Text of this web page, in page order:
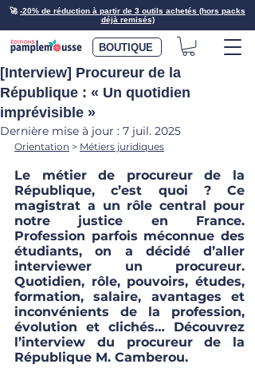
🚀-20% de réduction à partir de 3 outils achetés (hors packs
déjà remisés)
BOUTIQUE
[Interview] Procureur de la
République : « Un quotidien
imprévisible »
Dernière mise à jour : 7 juil. 2025
Orientation > Métiers juridiques
Le métier de procureur de la
République, c’est quoi ? Ce
magistrat a un rôle central pour
notre justice en France.
Profession parfois méconnue des
étudiants, on a décidé d’aller
interviewer un procureur.
Quotidien, rôle, pouvoirs, études,
formation, salaire, avantages et
inconvénients de la profession,
évolution et clichés… Découvrez
l’interview du procureur de la
République M. Camberou.